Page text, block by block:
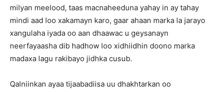
milyan meelood, taas macnaheeduna yahay in ay tahay
mindi aad loo xakamayn karo, gaar ahaan marka la jarayo
xangulaha iyada oo aan dhaawac u geysanayn
neerfayaasha dib hadhow loo xidhiidhin doono marka
madaxa lagu rakibayo jidhka cusub.
Qalniinkan ayaa tijaabadiisa uu dhakhtarkan oo